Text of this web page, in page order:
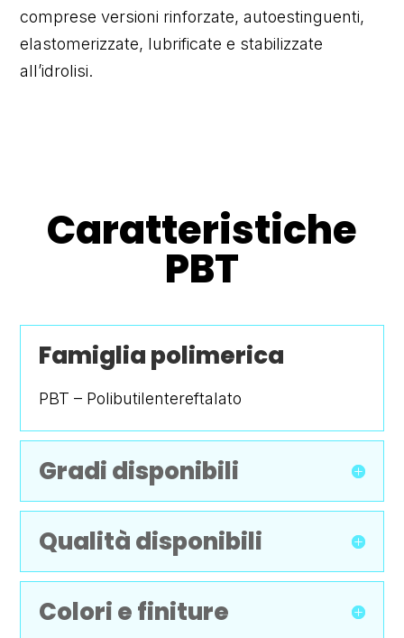
comprese versioni rinforzate, autoestinguenti,
elastomerizzate, lubrificate e stabilizzate
all’idrolisi.
Caratteristiche
PBT
Famiglia polimerica
PBT – Polibutilentereftalato
Gradi disponibili
Qualità disponibili
Colori e finiture